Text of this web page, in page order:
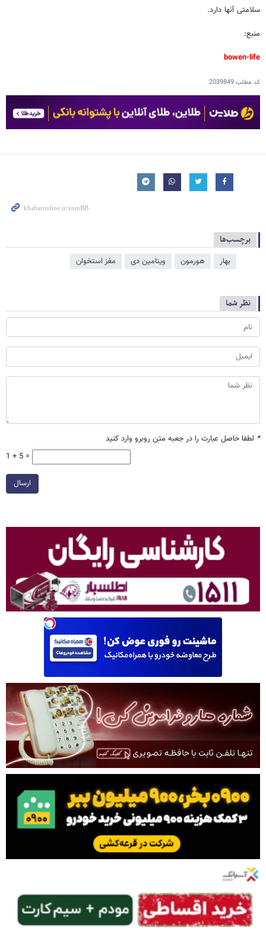
سلامتی آنها دارد.
منبع:
bowen-life
کد مطلب2039849
برچسب‌ها
بهار هورمون ویتامین دی مغز استخوان
نظر شما
* لطفا حاصل عبارت را در جعبه متن روبرو وارد کنید
1 + 5 =
ارسال